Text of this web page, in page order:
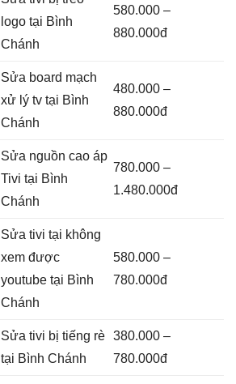
logo tại Bình
Chánh
580.000 –
880.000đ
Sửa board mạch
xử lý tv tại Bình
Chánh
480.000 –
880.000đ
Sửa nguồn cao áp
Tivi tại Bình
Chánh
780.000 –
1.480.000đ
Sửa tivi tại không
xem được
youtube tại Bình
Chánh
580.000 –
780.000đ
Sửa tivi bị tiếng rè
tại Bình Chánh
380.000 –
780.000đ